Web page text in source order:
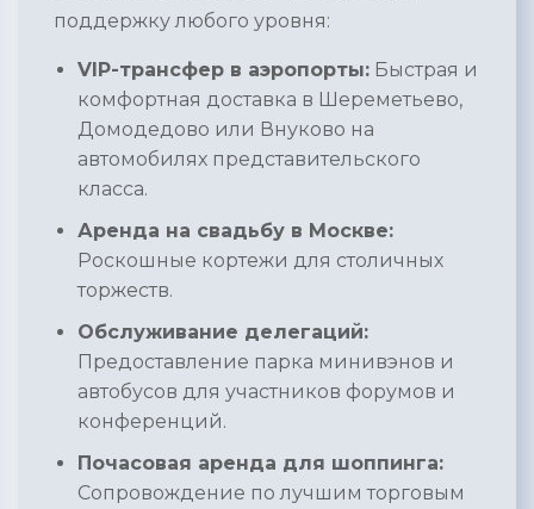
поддержку любого уровня:
VIP-трансфер в аэропорты: Быстрая и
комфортная доставка в Шереметьево,
Домодедово или Внуково на
автомобилях представительского
класса.
Аренда на свадьбу в Москве:
Роскошные кортежи для столичных
торжеств.
Обслуживание делегаций:
Предоставление парка минивэнов и
автобусов для участников форумов и
конференций.
Почасовая аренда для шоппинга:
Сопровождение по лучшим торговым